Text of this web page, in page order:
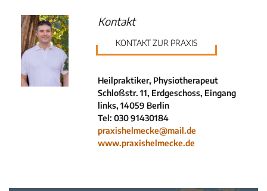
Kontakt
KONTAKT ZUR PRAXIS
Heilpraktiker, Physiotherapeut
Schloßstr. 11, Erdgeschoss, Eingang
links, 14059 Berlin
Tel: 030 91430184
praxishelmecke@mail.de
www.praxishelmecke.de
Schulen
Krankenkassen
Neuigkeiten
Kleinanzeigen
Veranstaltungen